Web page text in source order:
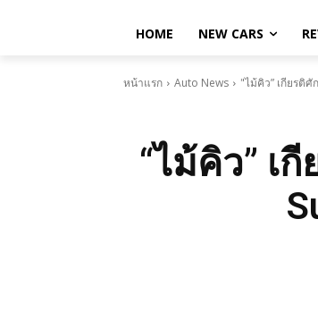
HOME NEW CARS
หน้าแรก Auto News "ไม้คิว” เกียรติ
“ไม้คิว” เ